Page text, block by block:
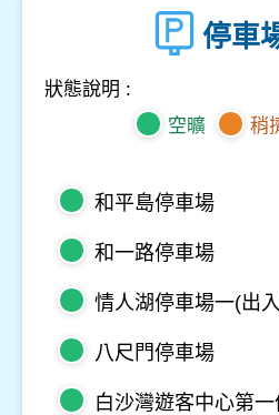
停車
狀態說明 :
空曠
稍
和平島停車場
和一路停車場
情人湖停車場一(出
八尺門停車場
白沙灣遊客中心第